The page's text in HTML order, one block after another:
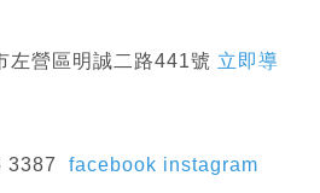
左營區明誠二路441號 立即導
3387 facebook instagram